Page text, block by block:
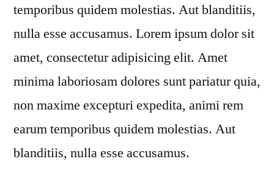
temporibus quidem molestias. Aut blanditiis,
nulla esse accusamus. Lorem ipsum dolor sit
amet, consectetur adipisicing elit. Amet
minima laboriosam dolores sunt pariatur quia,
non maxime excepturi expedita, animi rem
earum temporibus quidem molestias. Aut
blanditiis, nulla esse accusamus.